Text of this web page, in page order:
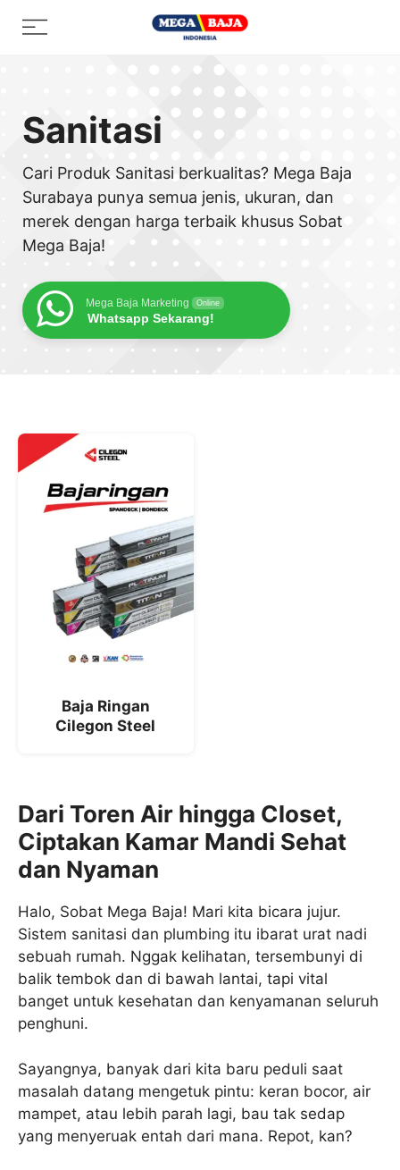
Menu
Sanitasi
Cari Produk Sanitasi berkualitas? Mega Baja
Surabaya punya semua jenis, ukuran, dan
merek dengan harga terbaik khusus Sobat
Mega Baja!
Mega Baja Marketing Online
Whatsapp Sekarang!
Baja Ringan
Cilegon Steel
Dari Toren Air hingga Closet,
Ciptakan Kamar Mandi Sehat
dan Nyaman
Halo, Sobat Mega Baja! Mari kita bicara jujur.
Sistem sanitasi dan plumbing itu ibarat urat nadi
sebuah rumah. Nggak kelihatan, tersembunyi di
balik tembok dan di bawah lantai, tapi vital
banget untuk kesehatan dan kenyamanan seluruh
penghuni.
Sayangnya, banyak dari kita baru peduli saat
masalah datang mengetuk pintu: keran bocor, air
mampet, atau lebih parah lagi, bau tak sedap
yang menyeruak entah dari mana. Repot, kan?